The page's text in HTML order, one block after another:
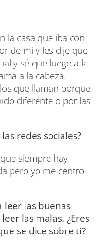
la casa que iba con
de mí y les dije que
y sé que luego a la
a la cabeza.
que llaman porque
diferente o por las
redes sociales?
siempre hay
pero yo me centro
leer las buenas
las malas. ¿Eres
se dice sobre ti?